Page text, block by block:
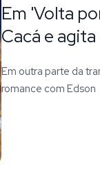
Em 'Volta
Cacá e
Em outra parte da
romance com Edson